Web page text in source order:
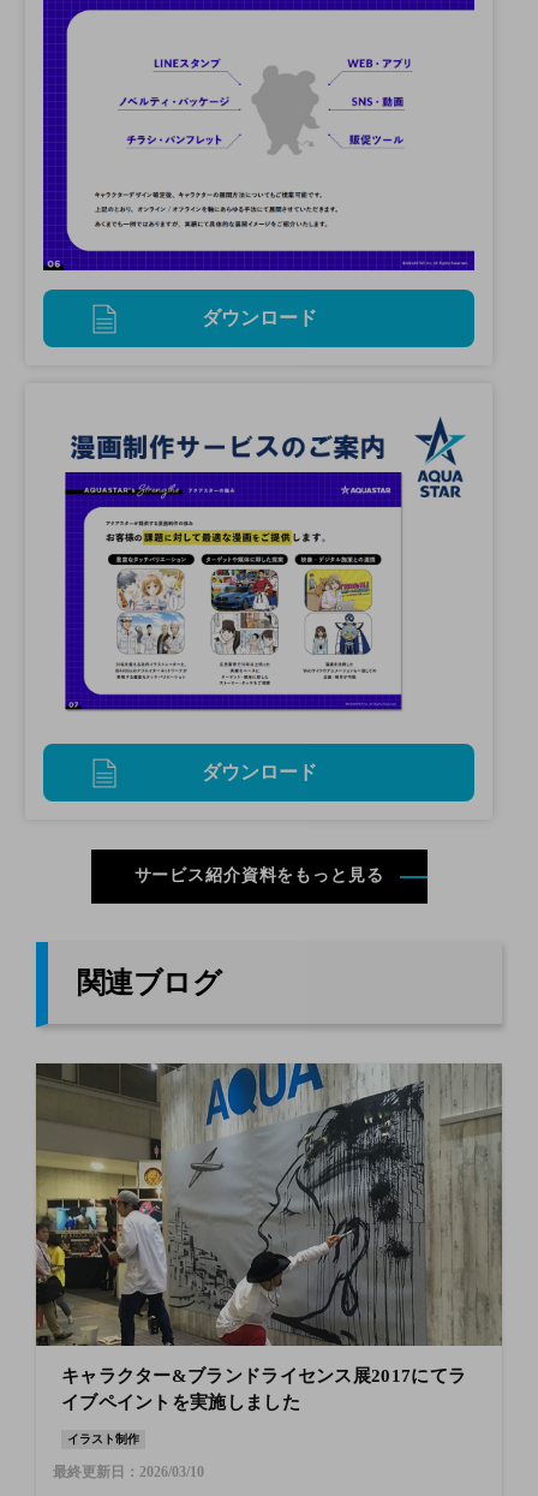
ダウンロード
ダウンロード
サービス紹介資料をもっと見る
関連ブログ
キャラクター&ブランドライセンス展2017にてラ
イブペイントを実施しました
イラスト制作
最終更新日：2026/03/10